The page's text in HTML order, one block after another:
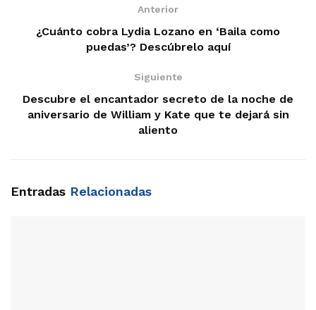
Anterior
¿Cuánto cobra Lydia Lozano en ‘Baila como
puedas’? Descúbrelo aquí
Siguiente
Descubre el encantador secreto de la noche de
aniversario de William y Kate que te dejará sin
aliento
Entradas Relacionadas